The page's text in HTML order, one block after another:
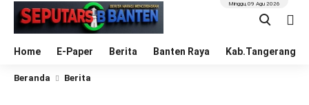
Home E-Paper Berita Banten Raya Kab.Tangerang
Minggu, 09 Agu 2026
Beranda Berita